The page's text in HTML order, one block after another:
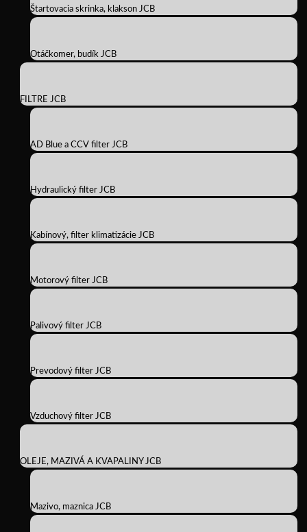
Štartovacia skrinka, klakson JCB
Otáčkomer, budík JCB
FILTRE JCB
AD Blue a CCV filter JCB
Hydraulický filter JCB
Kabínový, filter klimatizácie JCB
Motorový filter JCB
Palivový filter JCB
Prevodový filter JCB
Vzduchový filter JCB
OLEJE, MAZIVÁ A KVAPALINY JCB
Mazivo, maznica JCB